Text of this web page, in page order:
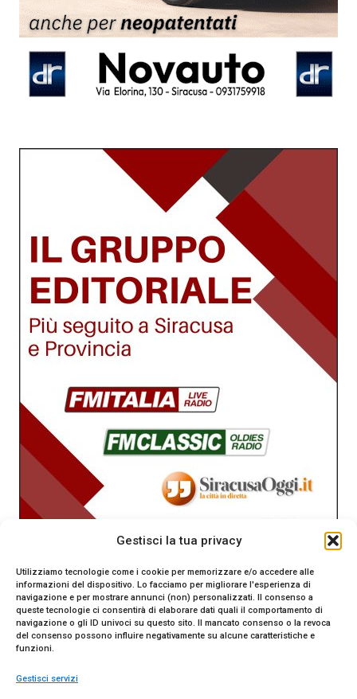
Gestisci la tua privacy
Utilizziamo tecnologie come i cookie per memorizzare e/o accedere alle
informazioni del dispositivo. Lo facciamo per migliorare l'esperienza di
navigazione e per mostrare annunci (non) personalizzati. Il consenso a
queste tecnologie ci consentirà di elaborare dati quali il comportamento di
navigazione o gli ID univoci su questo sito. Il mancato consenso o la revoca
del consenso possono influire negativamente su alcune caratteristiche e
funzioni.
Gestisci servizi